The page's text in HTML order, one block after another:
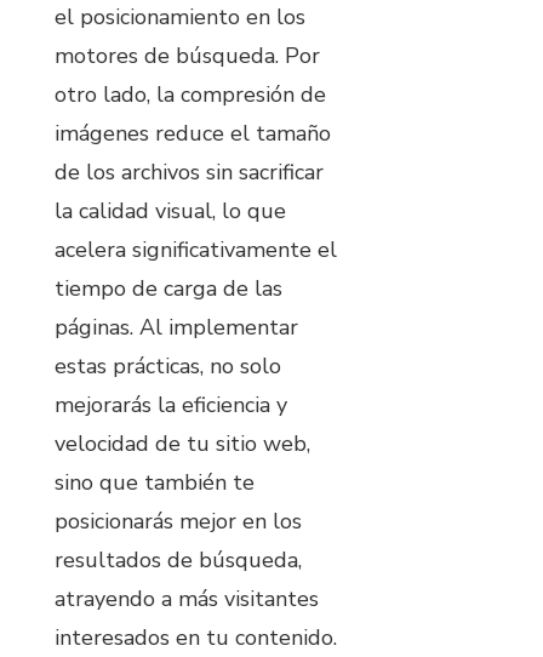
el posicionamiento en los
motores de búsqueda. Por
otro lado, la compresión de
imágenes reduce el tamaño
de los archivos sin sacrificar
la calidad visual, lo que
acelera significativamente el
tiempo de carga de las
páginas. Al implementar
estas prácticas, no solo
mejorarás la eficiencia y
velocidad de tu sitio web,
sino que también te
posicionarás mejor en los
resultados de búsqueda,
atrayendo a más visitantes
interesados en tu contenido.